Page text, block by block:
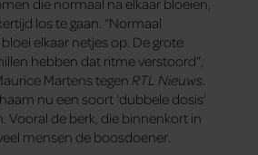
die normaal na elkaar bloeien,
los te gaan. “Normaal
elkaar netjes op. De grote
hebben dat ritme verstoord”,
Martens tegen RTL Nieuws.
nu een soort ‘dubbele dosis’
Vooral de berk, die binnenkort in
mensen de boosdoener.